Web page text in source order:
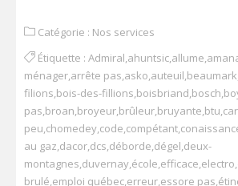
Catégorie : Nos services
Étiquette : Admiral,ahuntsic,allume,
ménager,arrête pas,asko,auteuil,beaumark
filions,bois-des-fillions,boisbriand,bosch,
pas,broan,broyeur,brûleur,bruyante,btu,
peu,chomedey,code,compétant,
au gaz,dacor,dcs,déborde,dégel,deux-
montagnes,duvernay,école,efficace,electro,
brulé,emploi québec,erreur,essore pas,